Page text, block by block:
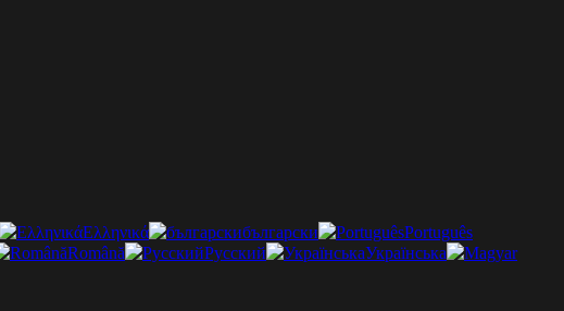
Ελληνικά български
Português
Română Русский
Українська